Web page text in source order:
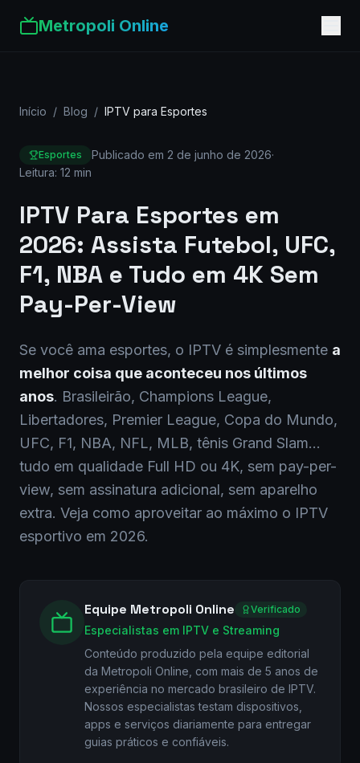
Metropoli Online
Início / Blog / IPTV para Esportes
Esportes Publicado em 2 de junho de 2026·
Leitura: 12 min
IPTV Para Esportes em
2026: Assista Futebol, UFC,
F1, NBA e Tudo em 4K Sem
Pay-Per-View
Se você ama esportes, o IPTV é simplesmente a
melhor coisa que aconteceu nos últimos
anos. Brasileirão, Champions League,
Libertadores, Premier League, Copa do Mundo,
UFC, F1, NBA, NFL, MLB, tênis Grand Slam...
tudo em qualidade Full HD ou 4K, sem pay-per-
view, sem assinatura adicional, sem aparelho
extra. Veja como aproveitar ao máximo o IPTV
esportivo em 2026.
Equipe Metropoli Online Verificado
Especialistas em IPTV e Streaming
Conteúdo produzido pela equipe editorial
da Metropoli Online, com mais de 5 anos de
experiência no mercado brasileiro de IPTV.
Nossos especialistas testam dispositivos,
apps e serviços diariamente para entregar
guias práticos e confiáveis.